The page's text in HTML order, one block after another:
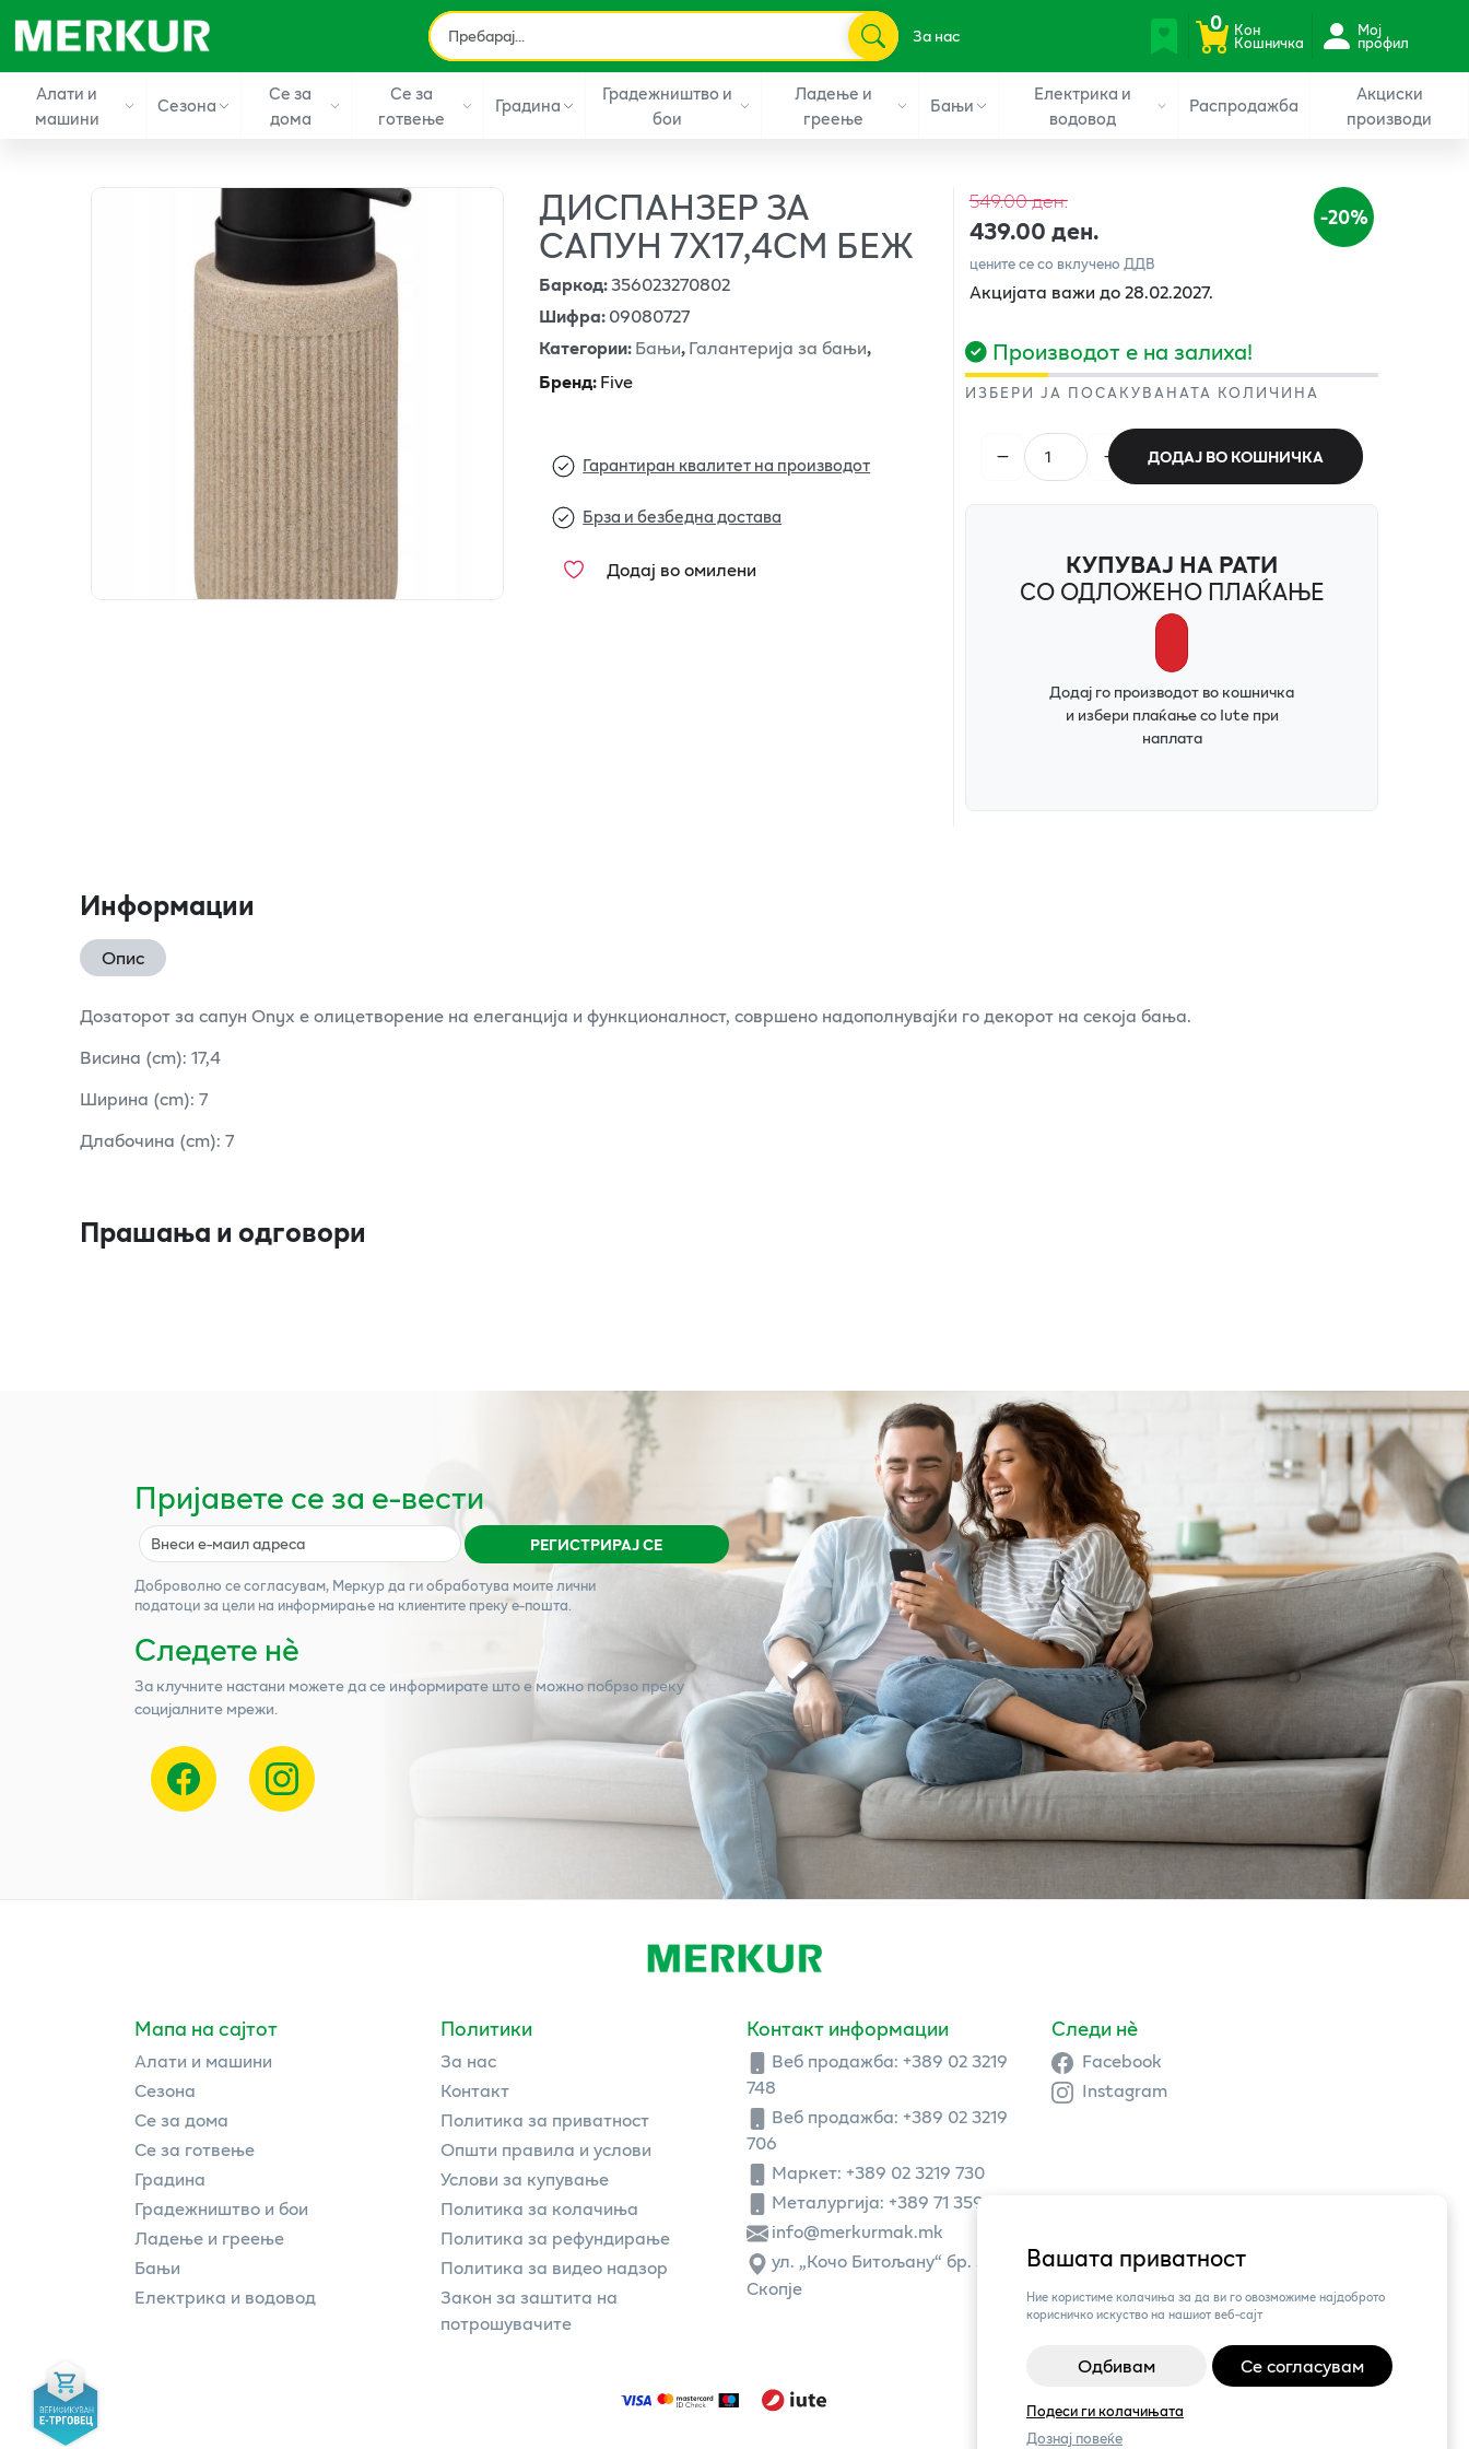
Вашата приватност
Ние користиме колачиња за да ви го овозможиме најдоброто
корисничко искуство на нашиот веб-сајт
Одбивам Се согласувам
Подеси ги колачињата
Дознај повеќе
За нас 0 Кон
Кошничка
Мој
профил
Алати и
машини
Сезона
Се за
дома
Се за
готвење
Градина
Градежништво и
бои
Ладење и
греење
Бањи
Електрика и
водовод
Распродажба
Акциски
производи
ДИСПАНЗЕР ЗА
САПУН 7X17,4CM БЕЖ
Баркод:356023270802
Шифра:09080727
Категории:Бањи,Галантерија за бањи,
Бренд:Five
Гарантиран квалитет на производот
Брза и безбедна достава
Додај во омилени
549.00 ден.
439.00 ден. -20%
цените се со вклучено ДДВ
Акцијата важи до 28.02.2027.
Производот е на залиха!
ИЗБЕРИ ЈА ПОСАКУВАНАТА КОЛИЧИНА
ДОДАЈ ВО КОШНИЧКА
КУПУВАЈ НА РАТИ
СО ОДЛОЖЕНО ПЛАЌАЊЕ
Додај го производот во кошничка
и избери плаќање со Iute при
наплата
Информации
Опис
Дозаторот за сапун Onyx е олицетворение на елеганција и функционалност, совршено надополнувајќи го декорот на секоја бања.
Висина (cm): 17,4
Ширина (cm): 7
Длабочина (cm): 7
Прашања и одговори
Пријавете се за е-вести
РЕГИСТРИРАЈ СЕ
Доброволно се согласувам, Меркурда ги обработува моите лични
податоци за цели на информирање на клиентите преку е-пошта.
Следете нѐ
За клучните настани можете да се информирате што е можно побрзо преку
социјалните мрежи.
Мапа на сајтот
Алати и машини
Сезона
Се за дома
Се за готвење
Градина
Градежништво и бои
Ладење и греење
Бањи
Електрика и водовод
Политики
За нас
Контакт
Политика за приватност
Општи правила и услови
Услови за купување
Политика за колачиња
Политика за рефундирање
Политика за видео надзор
Закон за заштита на
потрошувачите
Контакт информации
Веб продажба: +389 02 3219
748
Веб продажба: +389 02 3219
706
Маркет: +389 02 3219 730
Металургија: +389 71 359 504
info@merkurmak.mk
ул. „Кочо Битољану“ бр. 3,
Скопје
Следи нè
Facebook
Instagram